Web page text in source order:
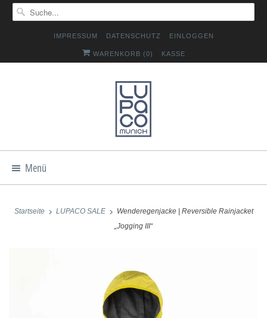
IMPRESSUM DATENSCHUTZ EINLOGGEN
WARENKORB (0) KASSE
Menü
Startseite LUPACO SALE
Wenderegenjacke | Reversible Rainjacket
„Jogging III“